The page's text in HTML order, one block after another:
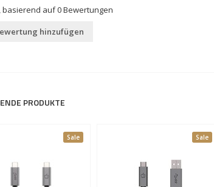
basierend auf0Bewertungen
hinzufügen
PRODUKTE
Sale Sale